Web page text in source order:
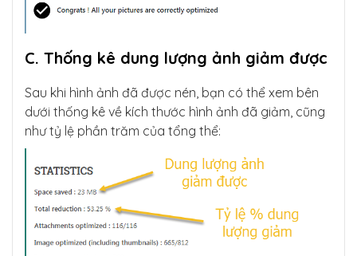
C. Thống kê dung lượng ảnh giảm được
Sau khi hình ảnh đã được nén, bạn có thể xem bên
dưới thống kê về kích thước hình ảnh đã giảm, cũng
như tỷ lệ phần trăm của tổng thể: